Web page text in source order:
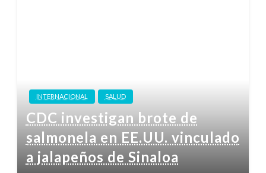
INTERNACIONAL SALUD
CDC investigan brote de
salmonela en EE.UU. vinculado
a jalapeños de Sinaloa